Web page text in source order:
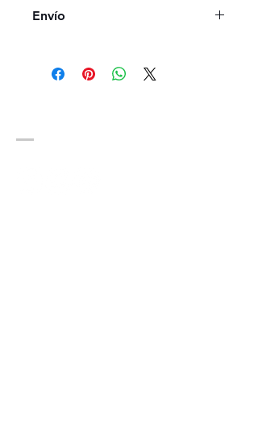
Envío